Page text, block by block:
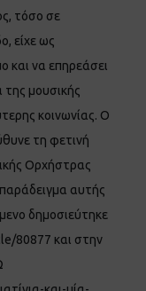
τόσο σε
είχε ως
και να επηρεάσει
της μουσικής
κοινωνίας. Ο
τη φετινή
Ορχήστρας
αυτής
δημοσιεύτηκε
80877 και στην